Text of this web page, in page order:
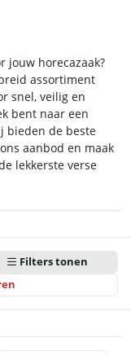
jouw horecazaak?
assortiment
snel, veilig en
bent naar een
bieden de beste
aanbod en maak
lekkerste verse
Filters tonen